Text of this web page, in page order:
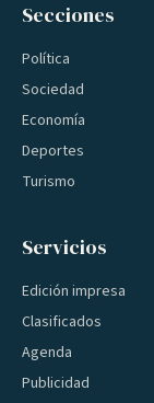
Secciones
Política
Sociedad
Economía
Deportes
Turismo
Servicios
Edición impresa
Clasificados
Agenda
Publicidad